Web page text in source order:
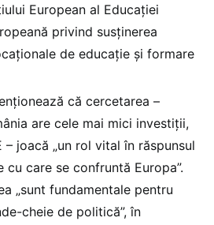
European al Educației
privind susținerea
de educație și formare
că cercetarea –
are cele mai mici investiții,
joacă „un rol vital în răspunsul
care se confruntă Europa”.
„sunt fundamentale pentru
cheie de politică”, în